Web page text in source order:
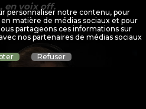
, en voix off.
personnaliser notre contenu, pour
matière de médias sociaux et pour
partageons ces informations sur
nos partenaires de médias sociaux
Refuser